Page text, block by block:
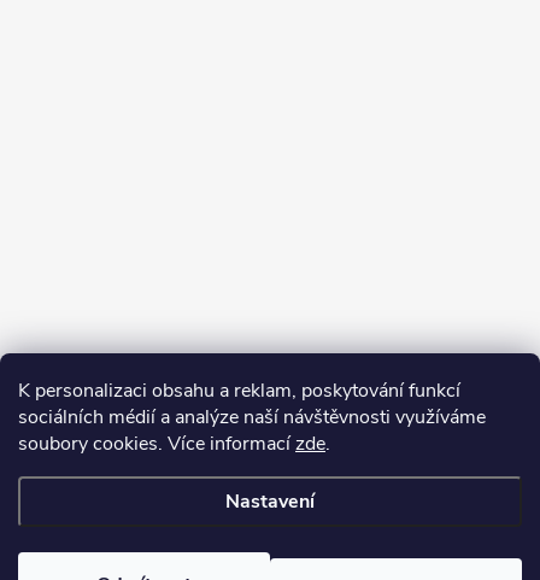
K personalizaci obsahu a reklam, poskytování funkcí
sociálních médií a analýze naší návštěvnosti využíváme
soubory cookies. Více informacízde.
Nastavení
cookies